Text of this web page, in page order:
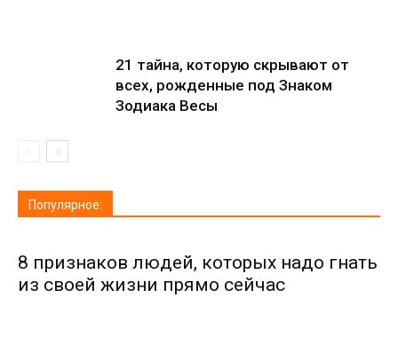
21 тайна, которую скрывают от
всех, рожденные под Знаком
Зодиака Весы
Популярное:
8 признаков людей, которых надо гнать
из своей жизни прямо сейчас